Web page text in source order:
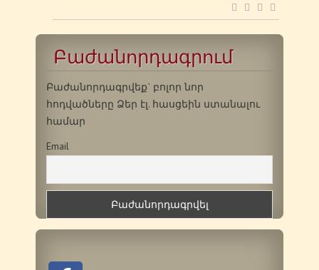
Բաժանորդագրում
Բաժանորդագրվեք` բոլոր նոր
հոդվածները Ձեր էլ. հասցեին ստանալու
համար
Email